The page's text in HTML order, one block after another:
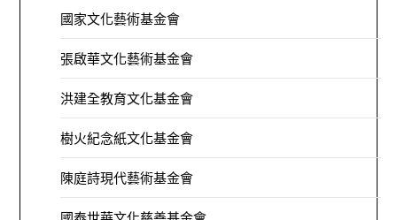
國家文化藝術基金會
張啟華文化藝術基金會
洪建全教育文化基金會
樹火紀念紙文化基金會
陳庭詩現代藝術基金會